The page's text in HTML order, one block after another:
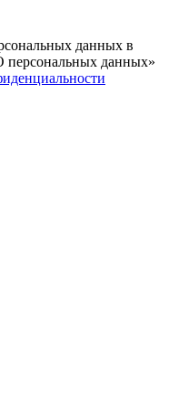
данных в
персональных данных»